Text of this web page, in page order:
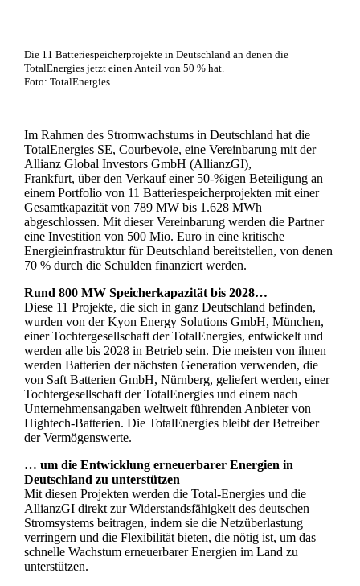
Die 11 Batteriespeicherprojekte in Deutschland an denen die
TotalEnergies jetzt einen Anteil von 50 % hat.
Foto: TotalEnergies
Im Rahmen des Stromwachstums in Deutschland hat die
TotalEnergies SE, Courbevoie, eine Vereinbarung mit der
Allianz Global Investors GmbH (AllianzGI),
Frankfurt, über den Verkauf einer 50-%igen Beteiligung an
einem Portfolio von 11 Batteriespeicherprojekten mit einer
Gesamtkapazität von 789 MW bis 1.628 MWh
abgeschlossen. Mit dieser Vereinbarung werden die Partner
eine Investition von 500 Mio. Euro in eine kritische
Energieinfrastruktur für Deutschland bereitstellen, von denen
70 % durch die Schulden finanziert werden.
Rund 800 MW Speicherkapazität bis 2028…
Diese 11 Projekte, die sich in ganz Deutschland befinden,
wurden von der Kyon Energy Solutions GmbH, München,
einer Tochtergesellschaft der TotalEnergies, entwickelt und
werden alle bis 2028 in Betrieb sein. Die meisten von ihnen
werden Batterien der nächsten Generation verwenden, die
von Saft Batterien GmbH, Nürnberg, geliefert werden, einer
Tochtergesellschaft der TotalEnergies und einem nach
Unternehmensangaben weltweit führenden Anbieter von
Hightech-Batterien. Die TotalEnergies bleibt der Betreiber
der Vermögenswerte.
… um die Entwicklung erneuerbarer Energien in
Deutschland zu unterstützen
Mit diesen Projekten werden die Total-Energies und die
AllianzGI direkt zur Widerstandsfähigkeit des deutschen
Stromsystems beitragen, indem sie die Netzüberlastung
verringern und die Flexibilität bieten, die nötig ist, um das
schnelle Wachstum erneuerbarer Energien im Land zu
unterstützen.